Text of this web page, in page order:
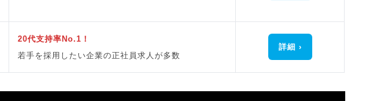
20代支持率No.1！
若手を採用したい企業の正社員求人が多数
詳細